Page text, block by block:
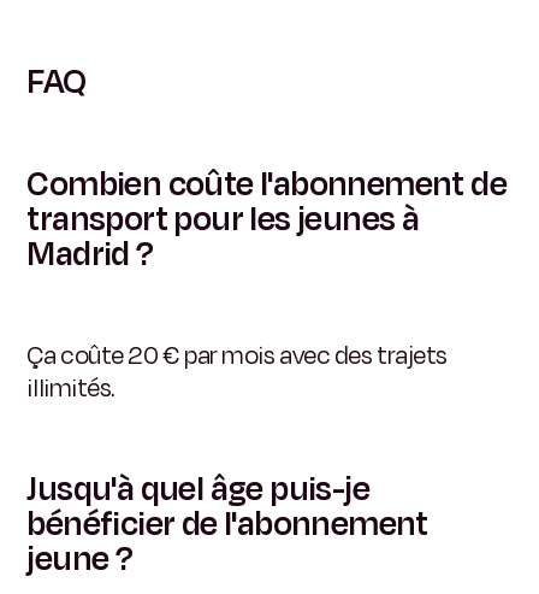
FAQ
Combien coûte l'abonnement de
transport pour les jeunes à
Madrid ?
Ça coûte 20 € par mois avec des trajets
illimités.
Jusqu'à quel âge puis-je
bénéficier de l'abonnement
jeune ?